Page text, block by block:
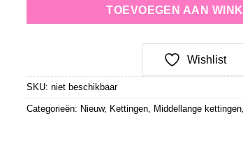
TOEVOEGEN AAN
Wishlist
SKU: niet beschikbaar
Categorieën: Nieuw, Kettingen, Middellange kettingen,